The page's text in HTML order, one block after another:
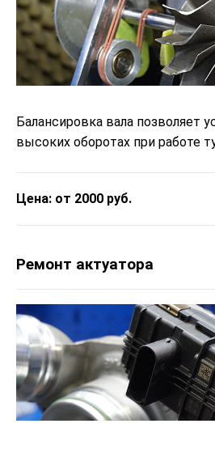
Балансировка вала позволяет
высоких оборотах при работе
Цена: от 2000 руб.
Ремонт актуатора